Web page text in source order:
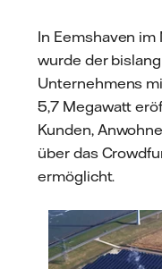
In Eemshaven
wurde der
Unternehmens
5,7 Megawatt
Kunden,
über das
ermöglicht.